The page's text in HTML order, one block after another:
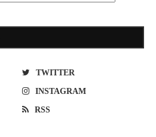
TWITTER
INSTAGRAM
RSS